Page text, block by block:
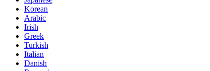
Korean
Arabic
Irish
Greek
Turkish
Italian
Danish